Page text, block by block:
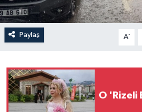
Paylaş A-
O 'Rizeli